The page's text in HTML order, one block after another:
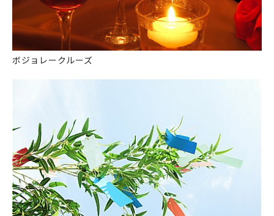
ボジョレークルーズ